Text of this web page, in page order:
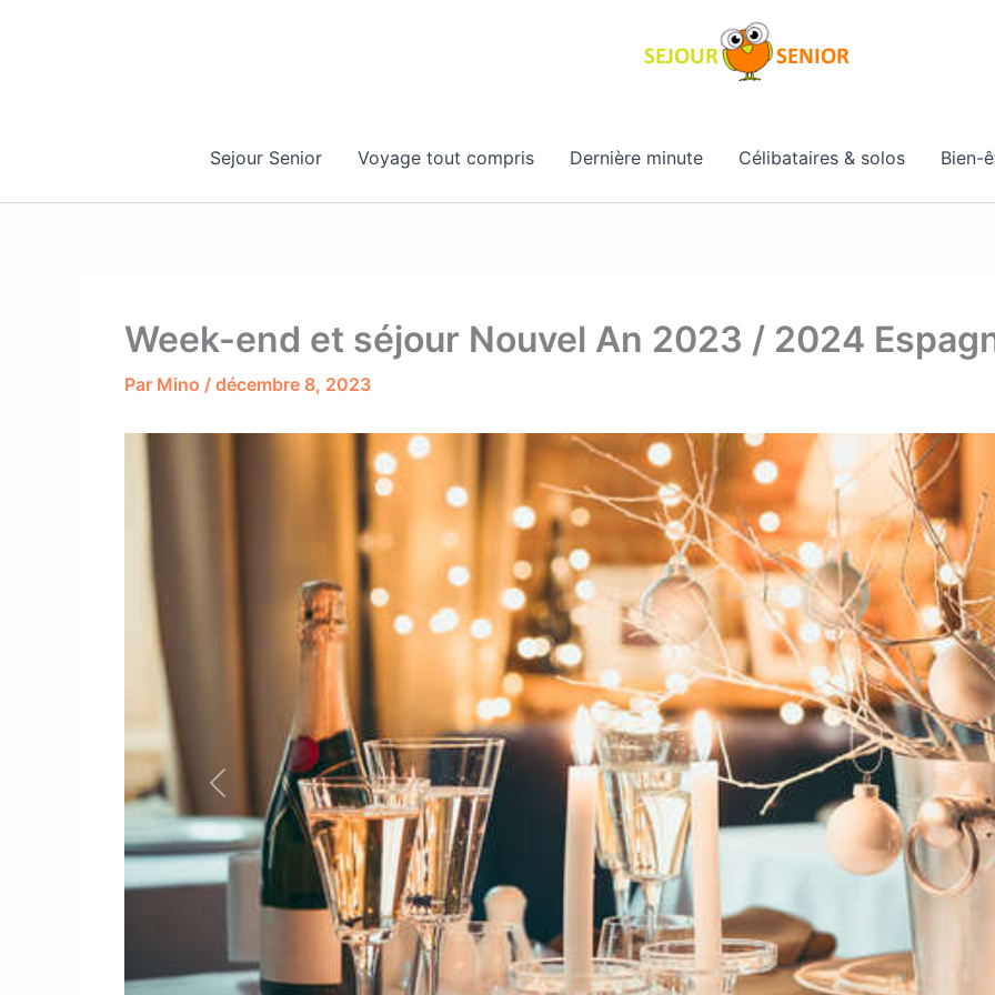
Sejour Senior Voyage tout compris Dernière minute Célibataires & solos Bien-
Week-end et séjour Nouvel An 2023 / 2024
Par Mino / décembre 8, 2023
Previous